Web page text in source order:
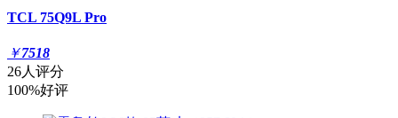
TCL 75Q9L Pro
￥7518
26人评分
100%好评